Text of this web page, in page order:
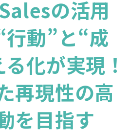
の活用
動”と“成
化が実現！
再現性の高
を目指す